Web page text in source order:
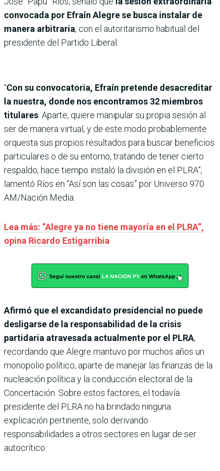
convocada por Efraín Alegre se busca instalar de
manera arbitraria, con el autoritarismo habitual del
presidente del Partido Liberal.
“Con su convocatoria, Efraín pretende desacreditar
la nuestra, donde nos encontramos 32 miembros
titulares . Aparte, quiere manipular su propia sesión al
ser de manera virtual, y de este modo probablemente
orquesta sus propios resultados para buscar beneficios
particulares o de su entorno, tratando de tener cierto
respaldo; hace tiempo instaló la división en el PLRA”,
lamentó Ríos en “Así son las cosas” por Universo 970
AM/Nación Media.
Lea más: “Alegre ya no tiene mayoría en el PLRA”,
opina Ricardo Estigarribia
Afirmó que el excandidato presidencial no puede
desligarse de la responsabilidad de la crisis
partidaria atravesada actualmente por el PLRA,
recordando que Alegre mantuvo por muchos años un
monopolio político, aparte de manejar las finanzas de la
nucleación política y la conducción electoral de la
Concertación. Sobre estos factores, el todavía
presidente del PLRA no ha brindado ninguna
explicación pertinente, solo derivando
responsabilidades a otros sectores en lugar de ser
autocrítico.